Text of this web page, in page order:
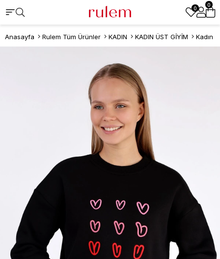
0
0
Anasayfa Rulem Tüm Ürünler KADIN KADIN ÜST GİYİM Kadın